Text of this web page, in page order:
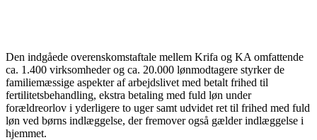
Den indgåede overenskomstaftale mellem Krifa og KA omfattende
ca. 1.400 virksomheder og ca. 20.000 lønmodtagere styrker de
familiemæssige aspekter af arbejdslivet med betalt frihed til
fertilitetsbehandling, ekstra betaling med fuld løn under
forældreorlov i yderligere to uger samt udvidet ret til frihed med fuld
løn ved børns indlæggelse, der fremover også gælder indlæggelse i
hjemmet.